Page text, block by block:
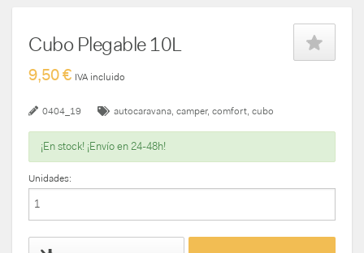
Cubo Plegable 10L
9,50 € IVA incluido
0404_19 autocaravana camper comfort cubo
¡En stock! ¡Envío en 24-48h!
Unidades: